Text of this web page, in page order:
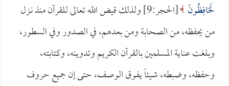
لَحَافِظُونَ
[الحجر:9] ولذلك قيض الله تعالى للقرآن منذ نـزل
من يحفظه، من الصحابة ومن بعدهم، في الصدور وفي السطور،
وبلغت عناية المسلمين بالقرآن الكريم وتدوينه، وكتابته،
وحفظه، وضبطه، شيئاً يفوق الوصف، حتى إن جميع حروف